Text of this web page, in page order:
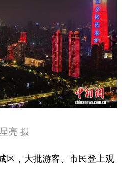
亮 摄
，大批游客、市民登上观